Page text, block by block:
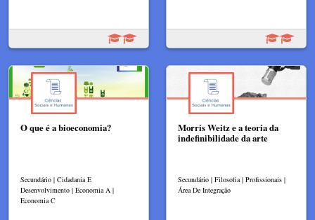
O que é a bioeconomia?
Secundário | Cidadania E
Desenvolvimento | Economia A |
Economia C
Morris Weitz e a teoria da
indefinibilidade da arte
Secundário | Filosofia | Profissionais |
Área De Integração